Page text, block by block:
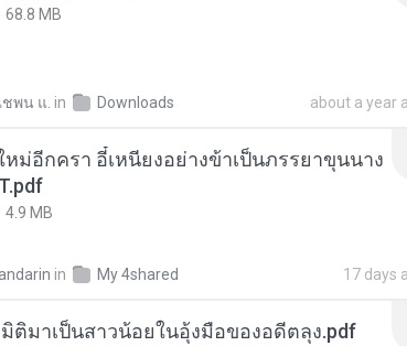
68.8 MB
พน แ. in Downloads about a year
หม่อีกครา อี๋เหนียงอย่างข้าเป็นภรรยาขุนนาง
4.9 MB
in My 4shared 17 days
ติมาเป็นสาวน้อยในอุ้งมือของอดีตลุง.pdf